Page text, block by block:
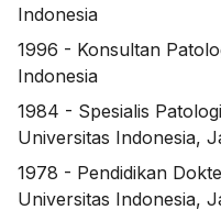
Indonesia
1996 - Konsultan
Indonesia
1984 - Spesialis
Universitas Indonesia,
1978 - Pendidikan
Universitas Indonesia,